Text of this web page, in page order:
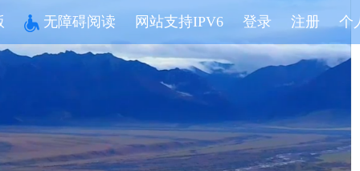
无障碍阅读 网站支持IPV6 登录 注册 个